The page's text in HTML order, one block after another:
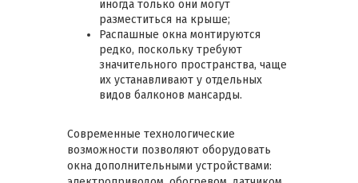
иногда только они могут
разместиться на крыше;
Распашные окна монтируются
редко, поскольку требуют
значительного пространства, чаще
их устанавливают у отдельных
видов балконов мансарды.
Современные технологические
возможности позволяют оборудовать
окна дополнительными устройствами: